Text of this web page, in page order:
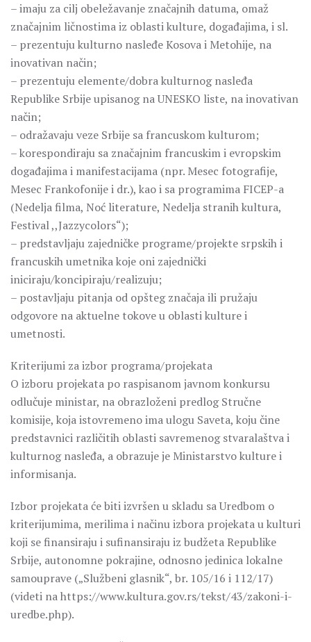
– imaju za cilj obeležavanje značajnih datuma, omaž
značajnim ličnostima iz oblasti kulture, događajima, i sl.
– prezentuju kulturno nasleđe Kosova i Metohije, na
inovativan način;
– prezentuju elemente/dobra kulturnog nasleđa
Republike Srbije upisanog na UNESKO liste, na inovativan
način;
– odražavaju veze Srbije sa francuskom kulturom;
– korespondiraju sa značajnim francuskim i evropskim
događajima i manifestacijama (npr. Mesec fotografije,
Mesec Frankofonije i dr.), kao i sa programima FICEP-a
(Nedelja filma, Noć literature, Nedelja stranih kultura,
Festival ,,Jazzycolors“);
– predstavljaju zajedničke programe/projekte srpskih i
francuskih umetnika koje oni zajednički
iniciraju/koncipiraju/realizuju;
– postavljaju pitanja od opšteg značaja ili pružaju
odgovore na aktuelne tokove u oblasti kulture i
umetnosti.
Kriterijumi za izbor programa/projekata
O izboru projekata po raspisanom javnom konkursu
odlučuje ministar, na obrazloženi predlog Stručne
komisije, koja istovremeno ima ulogu Saveta, koju čine
predstavnici različitih oblasti savremenog stvaralaštva i
kulturnog nasleđa, a obrazuje je Ministarstvo kulture i
informisanja.
Izbor projekata će biti izvršen u skladu sa Uredbom o
kriterijumima, merilima i načinu izbora projekata u kulturi
koji se finansiraju i sufinansiraju iz budžeta Republike
Srbije, autonomne pokrajine, odnosno jedinica lokalne
samouprave („Službeni glasnik“, br. 105/16 i 112/17)
(videti na https://www.kultura.gov.rs/tekst/43/zakoni-i-
uredbe.php).